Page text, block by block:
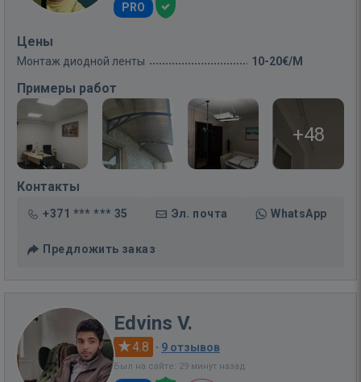
PRO
Цены
Монтаж диодной ленты 10-20€/M
Примеры работ
+48
Контакты
+371 *** *** 35 Эл. почта WhatsApp
Предложить заказ
Edvins V.
4.8 · 9 отзывов
Был на сайте: 29 минут назад